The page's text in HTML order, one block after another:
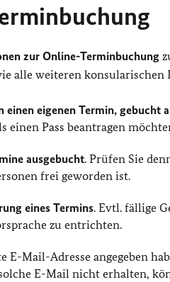
zur Online-Terminbuchung
alle weiteren konsularischen
einen eigenen Termin, gebucht
Pass beantragen
ausgebucht. Prüfen Sie
frei geworden ist.
eines Termins. Evtl. fällige
zu entrichten.
Mail-Adresse angegeben
E-Mail nicht erhalten,